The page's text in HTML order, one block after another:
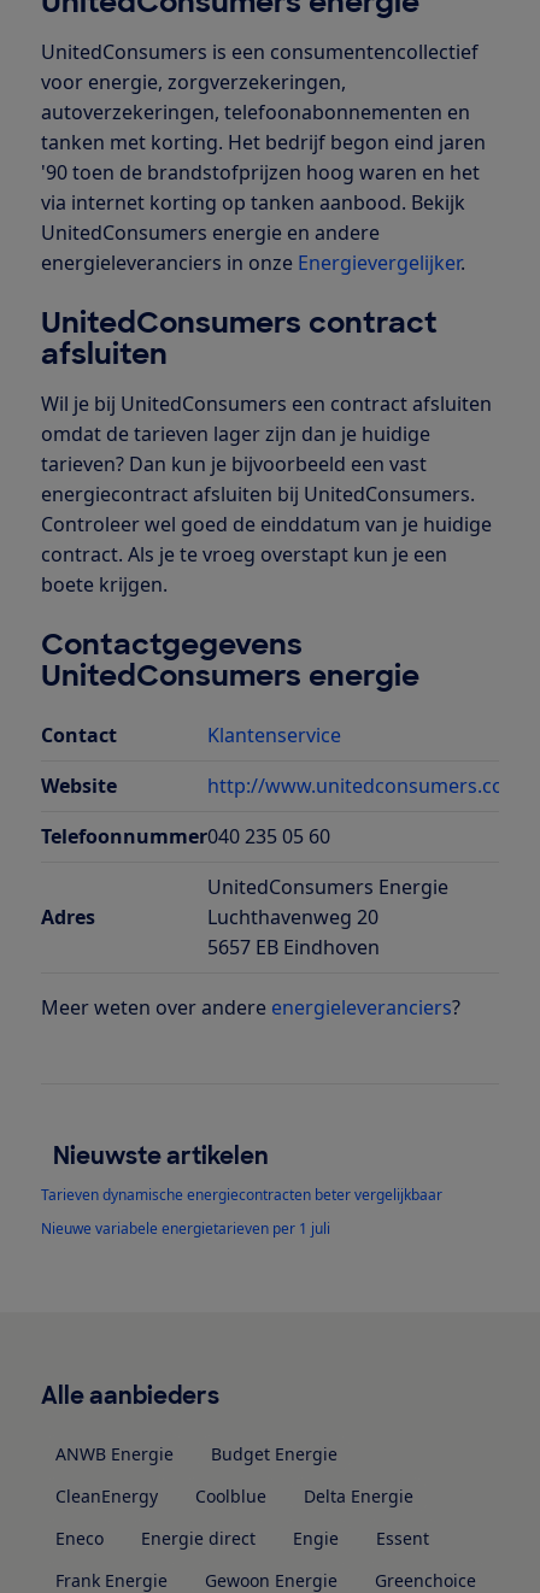
UnitedConsumers is een consumentencollectief
voor energie, zorgverzekeringen,
autoverzekeringen, telefoonabonnementen en
tanken met korting. Het bedrijf begon eind jaren
'90 toen de brandstofprijzen hoog waren en het
via internet korting op tanken aanbood. Bekijk
UnitedConsumers energie en andere
energieleveranciers in onze Energievergelijker.
UnitedConsumers contract
afsluiten
Wil je bij UnitedConsumers een contract afsluiten
omdat de tarieven lager zijn dan je huidige
tarieven? Dan kun je bijvoorbeeld een vast
energiecontract afsluiten bij UnitedConsumers.
Controleer wel goed de einddatum van je huidige
contract. Als je te vroeg overstapt kun je een
boete krijgen.
Contactgegevens
UnitedConsumers energie
Contact
Klantenservice
Website
http://www.unitedconsumers.com/
Telefoonnummer040 235 05 60
Adres
UnitedConsumers Energie
Luchthavenweg 20
5657 EB Eindhoven
Meer weten over andere energieleveranciers?
Nieuwste artikelen
Tarieven dynamische energiecontracten beter vergelijkbaar
Nieuwe variabele energietarieven per 1 juli
Alle aanbieders
ANWB Energie
Budget Energie
CleanEnergy
Coolblue
Delta Energie
Eneco
Energie direct Engie
Essent
Frank Energie
Gewoon Energie
Greenchoice